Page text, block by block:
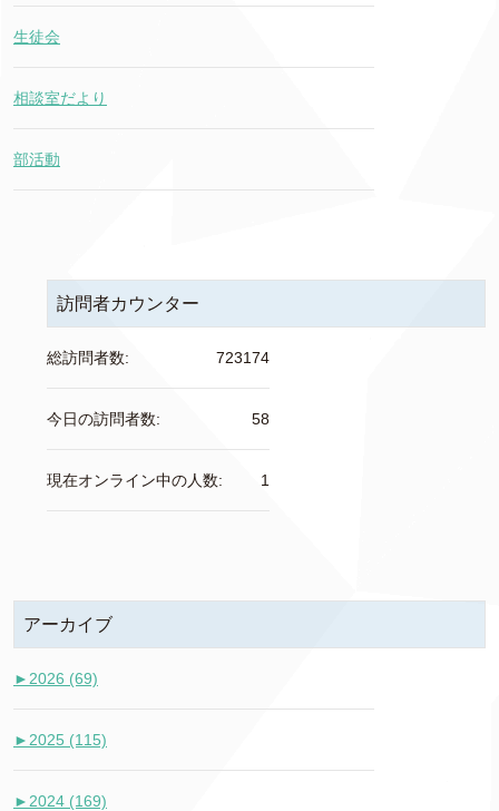
生徒会
相談室だより
部活動
訪問者カウンター
723174
総訪問者数:
58
今日の訪問者数:
1
現在オンライン中の人数:
アーカイブ
► 2026 (69)
► 2025 (115)
► 2024 (169)